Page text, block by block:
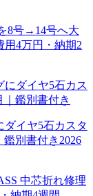
8号→14号へ大
4万円・納期2
イヤ5石カスタ
鑑別書付き 2026